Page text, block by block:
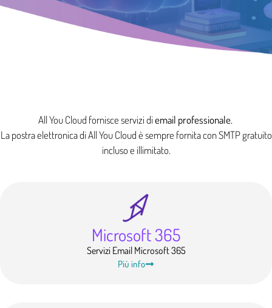
All You Cloud fornisce servizi diemail professionale.
La postra elettronica di All You Cloud è sempre fornita con SMTP gratuito
incluso e illimitato.
Microsoft 365
Servizi Email Microsoft 365
Più info